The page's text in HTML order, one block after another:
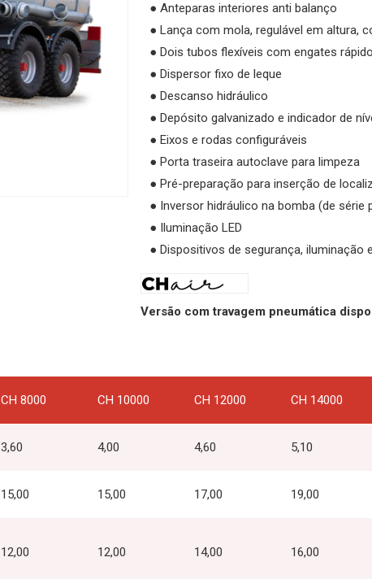
● Anteparas interiores anti balanço
● Lança com mola, regulável em altura,
● Dois tubos flexíveis com engates
● Dispersor fixo de leque
● Descanso hidráulico
● Depósito galvanizado e indicador de
● Eixos e rodas configuráveis
● Porta traseira autoclave para limpeza
● Pré-preparação para inserção de
● Inversor hidráulico na bomba (de série
● Iluminação LED
● Dispositivos de segurança,
Versão com travagem pneumática
CH 8000 CH 10000 CH 12000 CH 14000
3,60 4,00 4,60 5,10
15,00 15,00 17,00 19,00
12,00 12,00 14,00 16,00